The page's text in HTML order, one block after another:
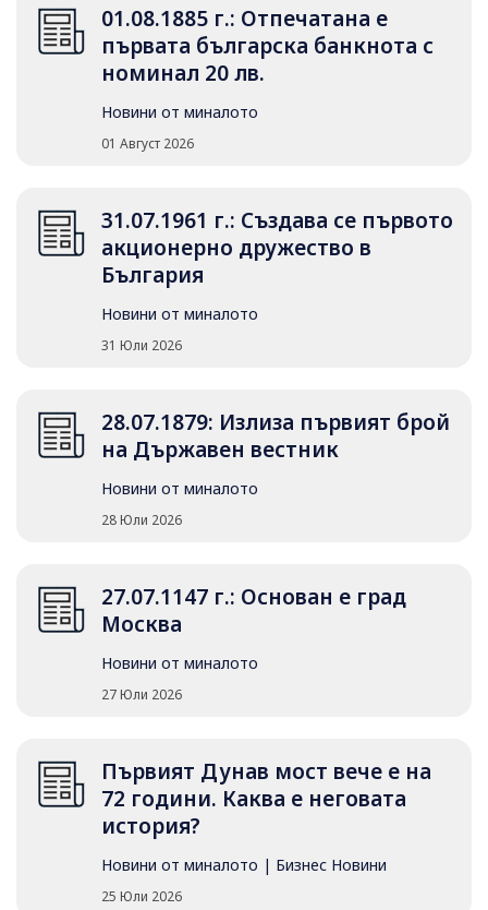
01.08.1885 г.: Отпечатана е
първата българска банкнота с
номинал 20 лв.
Новини от миналото
01 Август 2026
31.07.1961 г.: Създава се първото
акционерно дружество в
България
Новини от миналото
31 Юли 2026
28.07.1879: Излиза първият брой
на Държавен вестник
Новини от миналото
28 Юли 2026
27.07.1147 г.: Основан е град
Москва
Новини от миналото
27 Юли 2026
Първият Дунав мост вече е на
72 години. Каква е неговата
история?
Новини от миналото | Бизнес Новини
25 Юли 2026